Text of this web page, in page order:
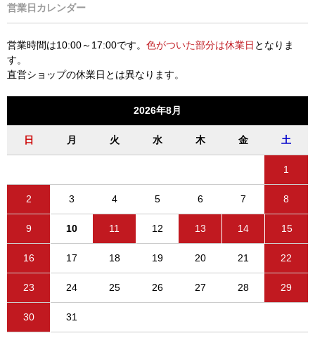
営業日カレンダー
営業時間は10:00～17:00です。 色がついた部分は休業日 となりま
す。
直営ショップの休業日とは異なります。
2026年8月
日 月 火 水 木 金 土
1
2 3 4 5 6 7 8
9 10 11 12 13 14 15
16 17 18 19 20 21 22
23 24 25 26 27 28 29
30 31